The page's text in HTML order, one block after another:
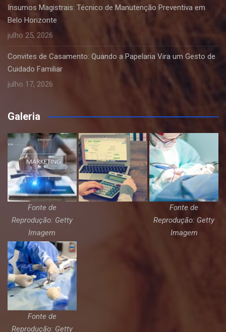
Insumos Magistrais: Técnico de Manutenção Preventiva em
Belo Horizonte
julho 25, 2026
Convites de Casamento: Quando a Papelaria Vira um Gesto de
Cuidado Familiar
julho 17, 2026
Galeria
Fonte de
Reprodução: Getty
Imagem
Fonte de
Reprodução: Getty
Imagem
Fonte de
Reprodução: Getty